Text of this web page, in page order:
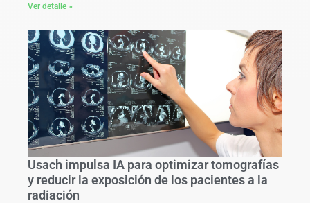
Ver detalle »
Usach impulsa IA para optimizar tomografías
y reducir la exposición de los pacientes a la
radiación